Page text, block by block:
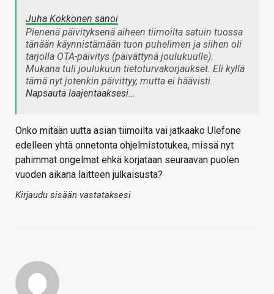
Juha Kokkonen sanoi
Pienenä päivityksenä aiheen tiimoilta satuin tuossa
tänään käynnistämään tuon puhelimen ja siihen oli
tarjolla OTA-päivitys (päivättynä joulukuulle).
Mukana tuli joulukuun tietoturvakorjaukset. Eli kyllä
tämä nyt jotenkin päivittyy, mutta ei häävisti.
Napsauta laajentaaksesi…
Onko mitään uutta asian tiimoilta vai jatkaako Ulefone
edelleen yhtä onnetonta ohjelmistotukea, missä nyt
pahimmat ongelmat ehkä korjataan seuraavan puolen
vuoden aikana laitteen julkaisusta?
Kirjaudu sisään vastataksesi